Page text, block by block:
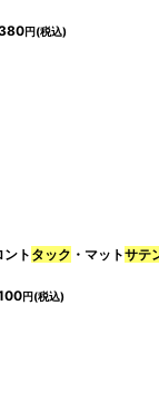
円(税込)
ト タック ・マットサテ
円(税込)